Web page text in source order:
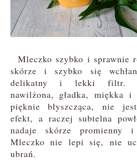
Mleczko szybko i sprawnie
skórze i szybko się
delikatny i lekki filtr.
nawilżona, gładka, miękka i
pięknie błyszcząca, nie
efekt, a raczej subtelna
nadaje skórze promienny
Mleczko nie lepi się, nie
ubrań.